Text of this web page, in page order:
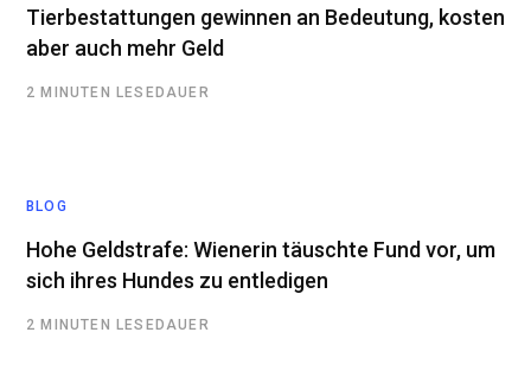
Tierbestattungen gewinnen an Bedeutung, kosten
aber auch mehr Geld
2 MINUTEN LESEDAUER
BLOG
Hohe Geldstrafe: Wienerin täuschte Fund vor, um
sich ihres Hundes zu entledigen
2 MINUTEN LESEDAUER